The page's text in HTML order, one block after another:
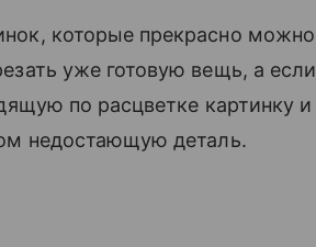
которые прекрасно можно
уже готовую вещь, а если
по расцветке картинку и
недостающую деталь.